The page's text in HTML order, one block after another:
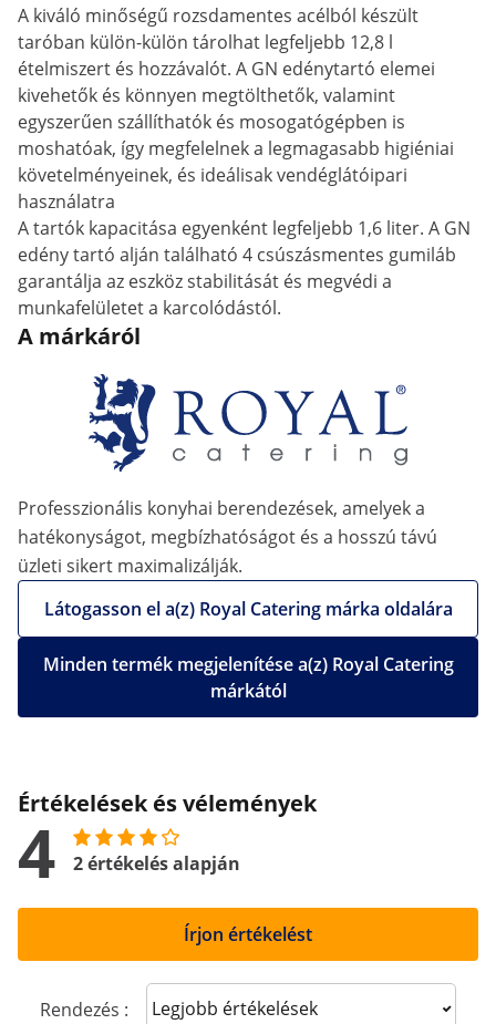
A kiváló minőségű rozsdamentes acélból készült
taróban külön-külön tárolhat legfeljebb 12,8 l
ételmiszert és hozzávalót. A GN edénytartó elemei
kivehetők és könnyen megtölthetők, valamint
egyszerűen szállíthatók és mosogatógépben is
moshatóak, így megfelelnek a legmagasabb higiéniai
követelményeinek, és ideálisak vendéglátóipari
használatra
A tartók kapacitása egyenként legfeljebb 1,6 liter. A GN
edény tartó alján található 4 csúszásmentes gumiláb
garantálja az eszköz stabilitását és megvédi a
munkafelületet a karcolódástól.
A márkáról
Professzionális konyhai berendezések, amelyek a
hatékonyságot, megbízhatóságot és a hosszú távú
üzleti sikert maximalizálják.
Látogasson el a(z) Royal Catering márka oldalára
Minden termék megjelenítése a(z) Royal Catering
márkától
Értékelések és vélemények
4 2 értékelés alapján
Írjon értékelést
Rendezés : Sort reviews